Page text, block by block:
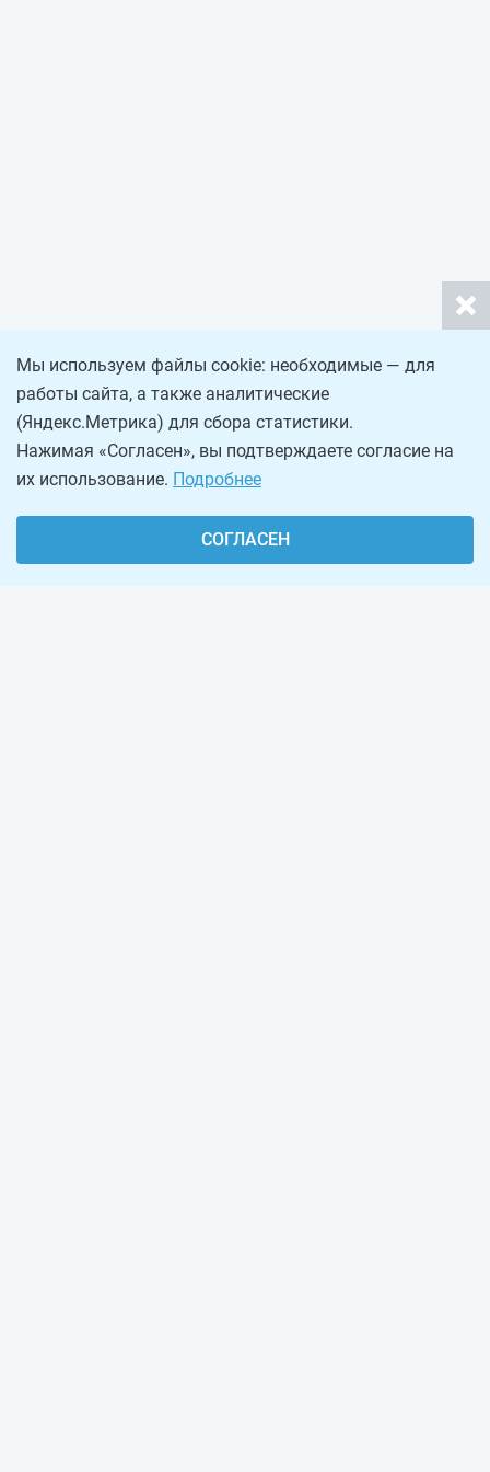
Мы используем файлы cookie: необходимые — для
работы сайта, а также аналитические
(Яндекс.Метрика) для сбора статистики.
Нажимая «Согласен», вы подтверждаете согласие на
их использование. Подробнее
СОГЛАСЕН